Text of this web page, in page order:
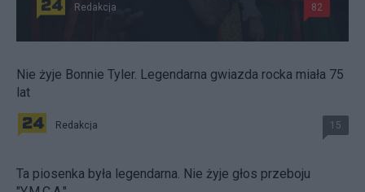
Redakcja 82
Nie żyje Bonnie Tyler. Legendarna gwiazda rocka miała 75
lat
Redakcja 15
Ta piosenka była legendarna. Nie żyje głos przeboju